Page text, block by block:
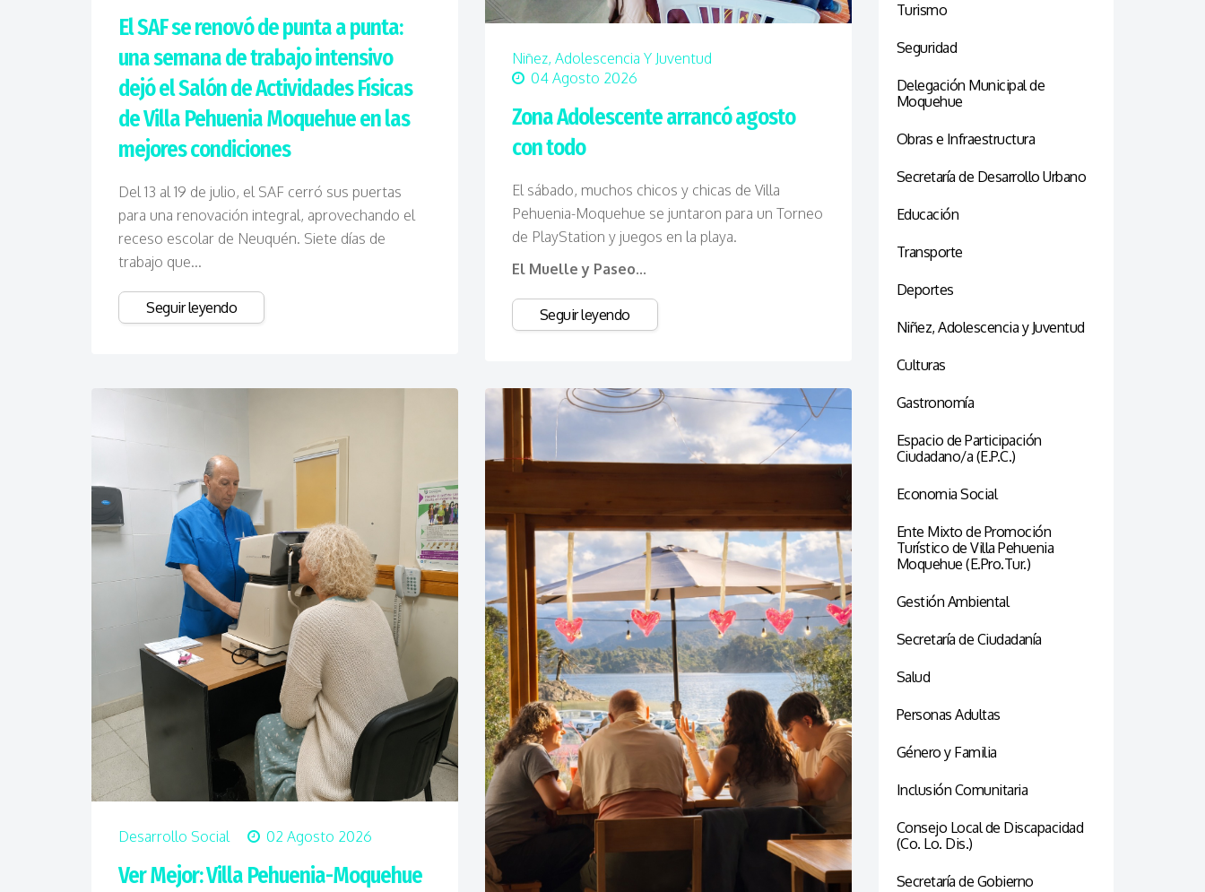
El SAF se renovó de punta a punta:
una semana de trabajo intensivo
dejó el Salón de Actividades Físicas
de Villa Pehuenia Moquehue en las
mejores condiciones
Del 13 al 19 de julio, el SAF cerró sus puertas
para una renovación integral, aprovechando el
receso escolar de Neuquén. Siete días de
trabajo que...
Seguir leyendo
Niñez, Adolescencia Y Juventud
04 Agosto 2026
Zona Adolescente arrancó agosto
con todo
El sábado, muchos chicos y chicas de Villa
Pehuenia-Moquehue se juntaron para un Torneo
de PlayStation y juegos en la playa.
El Muelle y Paseo...
Seguir leyendo
Desarrollo Social 02 Agosto 2026
Ver Mejor: Villa Pehuenia-Moquehue
Turismo
Seguridad
Delegación Municipal de
Moquehue
Obras e Infraestructura
Secretaría de Desarrollo Urbano
Educación
Transporte
Deportes
Niñez, Adolescencia y Juventud
Culturas
Gastronomía
Espacio de Participación
Ciudadano/a (E.P.C.)
Economia Social
Ente Mixto de Promoción
Turístico de Villa Pehuenia
Moquehue (E.Pro.Tur.)
Gestión Ambiental
Secretaría de Ciudadanía
Salud
Personas Adultas
Género y Familia
Inclusión Comunitaria
Consejo Local de Discapacidad
(Co. Lo. Dis.)
Secretaría de Gobierno